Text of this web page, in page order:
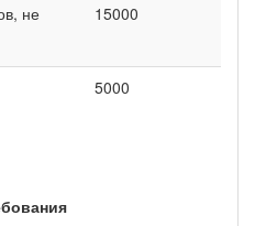
не
15000
5000